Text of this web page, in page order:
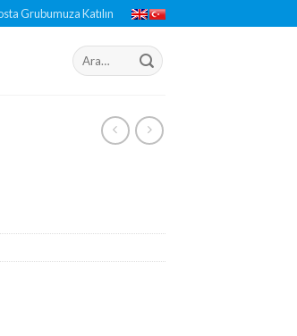
Grubumuza Katılın